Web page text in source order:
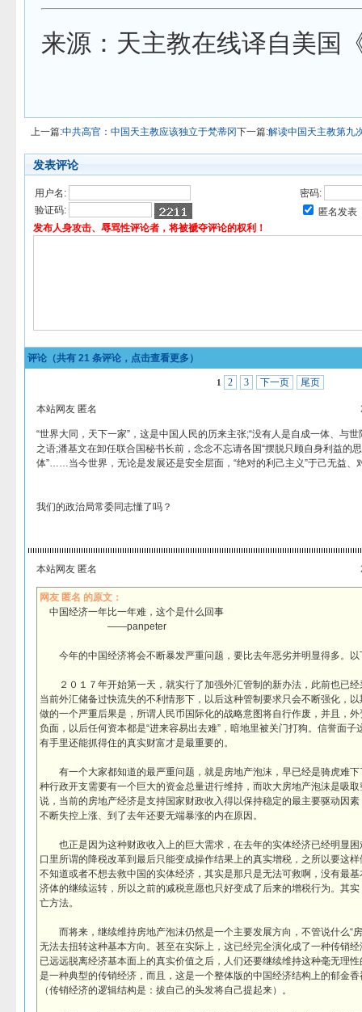
来源：天主教在线译自美国
上一篇:中共高官：中国天主教应该独立于梵蒂冈下一篇:解读中国天主教第九
发表评论
用户名:
密码:
验证码:
匿名发表
发布人身攻击、辱骂性评论者，将被褫夺评论的权利！
评论（共有 21 条评论，点击查看更多）
1 2 3 下一页 尾页
本站网友 匿名
“世界大同，天下一家”，这是中国人民的历来主张;“没有人是自成一体、与
之语;潘基文在卸任联合国秘书长前，念念不忘请各国“摆脱只顾自身利益的
体”……当今世界，无论是发展还是安全层面，“绝对的利己主义”于己无益、
我们的政治局常委同志懂了吗？
本站网友 匿名
网友 匿名 的原文：
中国经济一年比一年难，这个是什么回事
——panpeter
今年的中国经济将会不断暴发严重问题，要比去年恶劣并明显得多。以
２０１７年开始第一天，就实行了加强外汇管制的新办法，此前也已经
当前外汇储备过快流失的不利情形下，以后这种管制要求只会不断强化，
做的一个严重后果是，所谓人民币国际化的战略意图将自行作废，并且，
负面，以后任何资本都是“进来容易出去难”，暗地里被关门打狗。信誉面
有手里还能抓得住的真实财富才是最重要的。
有一个大家都知道的最严重问题，就是房地产泡沫，早已经是骑虎难下
种行政开支需要有一个巨大的资金总量进行维持，而吹大房地产泡沫是吸
说，当前的房地产经济是支持国家财政收入得以保持稳定的最主要驱动因
不断失控上涨、到了去年还要无端暴涨的内在原因。
也正是因为这种财政收入上的巨大需求，在去年的实体经济已经明显困
口里所谓的降税改革到最后只能变成操作结果上的真实增税，之所以要这
不知道或者不想去救中国的实体经济，其实是那只是无法可救啊，没有最
济体的继续运转，所以之前的减税意愿也只好变成了后来的增税行为。其
亡方法。
而将来，继续维持房地产泡沫仍然是一个主要发展方向，不管说什么“
无法去扭转这种基本方向。甚至在实际上，这已经完全演化成了一种传销
已远远脱离经济基本面上的真实价值之后，人们还要继续维持这种毫无理
是一种典型的传销经济，而且，这是一个整体版的中国经济结构上的郁金
（传销经济的逻辑结构是：拔自己的头发将自己提起来）。